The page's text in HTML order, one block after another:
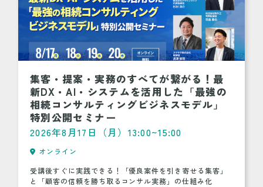
集客・提案・実務のすべてが繋がる！最
新DX・AI・システムを活用した「最強の
相続コンサルティングビジネスモデル」
特別公開セミナー
2026年8月17日（月）13:00~15:00
オンライン
受講後すぐに実践できる！「優良案件を引き寄せる集客」
と「顧客の信頼を勝ち取るコンサル実務」の仕組み化